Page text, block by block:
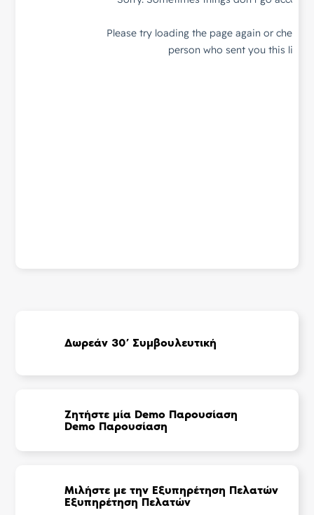
Δωρεάν 30’ Συμβουλευτική
Ζητήστε μία Demo Παρουσίαση
Demo Παρουσίαση
Μιλήστε με την Εξυπηρέτηση Πελατών
Εξυπηρέτηση Πελατών